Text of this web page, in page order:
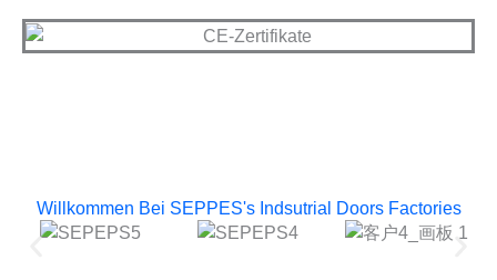
Willkommen Bei SEPPES's Indsutrial Doors Factories